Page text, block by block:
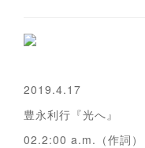
2019.4.17
豊永利行『光へ』
02.2:00 a.m.（作詞）